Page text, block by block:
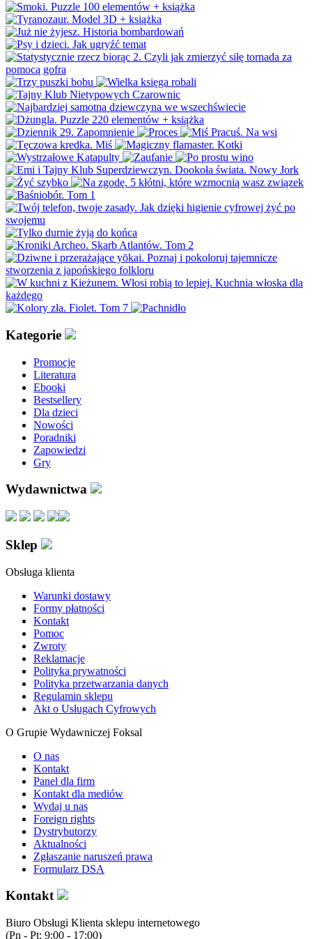
Kategorie
Promocje
Literatura
Ebooki
Bestsellery
Dla dzieci
Nowości
Poradniki
Zapowiedzi
Gry
Wydawnictwa
Sklep
Obsługa klienta
Warunki dostawy
Formy płatności
Kontakt
Pomoc
Zwroty
Reklamacje
Polityka prywatności
Polityka przetwarzania danych
Regulamin sklepu
Akt o Usługach Cyfrowych
O Grupie Wydawniczej Foksal
O nas
Kontakt
Panel dla firm
Kontakt dla mediów
Wydaj u nas
Foreign rights
Dystrybutorzy
Aktualności
Zgłaszanie naruszeń prawa
Formularz DSA
Kontakt
Biuro Obsługi Klienta sklepu internetowego
(Pn - Pt: 9:00 - 17:00)